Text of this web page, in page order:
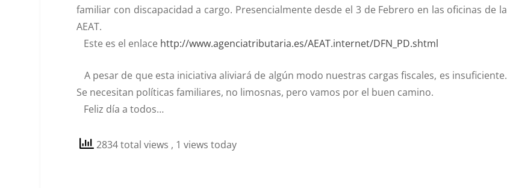
familiar con discapacidad a cargo. Presencialmente desde el 3 de Febrero en las oficinas de la
AEAT.
Este es el enlace http://www.agenciatributaria.es/AEAT.internet/DFN_PD.shtml
A pesar de que esta iniciativa aliviará de algún modo nuestras cargas fiscales, es insuficiente.
Se necesitan políticas familiares, no limosnas, pero vamos por el buen camino.
Feliz día a todos…
2834 total views , 1 views today